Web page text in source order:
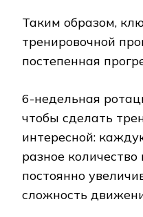
Таким образом,
тренировочной
постепенная
6-недельная
чтобы сделать
интересной:
разное
постоянно
сложность